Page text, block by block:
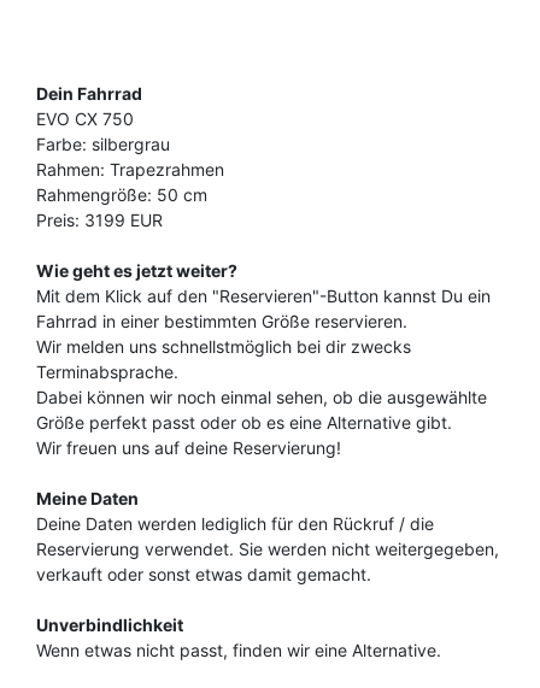
Dein Fahrrad
EVO CX 750
Farbe: silbergrau
Rahmen: Trapezrahmen
Rahmengröße: 50 cm
Preis: 3199 EUR
Wie geht es jetzt weiter?
Mit dem Klick auf den "Reservieren"-Button kannst Du ein
Fahrrad in einer bestimmten Größe reservieren.
Wir melden uns schnellstmöglich bei dir zwecks
Terminabsprache.
Dabei können wir noch einmal sehen, ob die ausgewählte
Größe perfekt passt oder ob es eine Alternative gibt.
Wir freuen uns auf deine Reservierung!
Meine Daten
Deine Daten werden lediglich für den Rückruf / die
Reservierung verwendet. Sie werden nicht weitergegeben,
verkauft oder sonst etwas damit gemacht.
Unverbindlichkeit
Wenn etwas nicht passt, finden wir eine Alternative.